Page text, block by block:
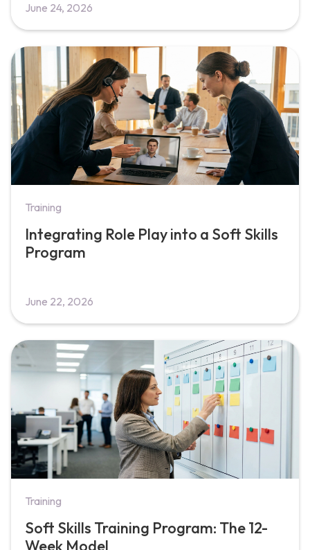
June 24, 2026
Training
Integrating Role Play into a Soft Skills
Program
June 22, 2026
Training
Soft Skills Training Program: The 12-
Week Model